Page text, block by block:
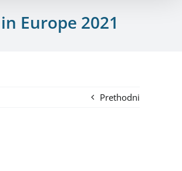
Europe 2021
Prethodni